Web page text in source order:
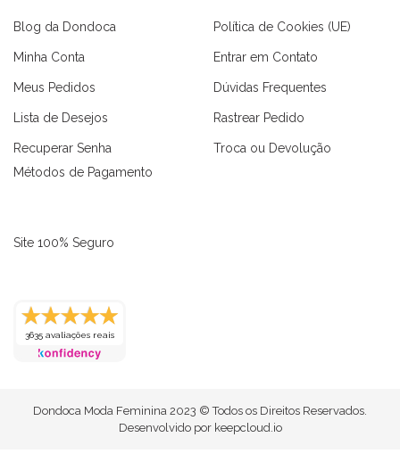
Macaquinhos
Blog da Dondoca
Minha Conta
Meus Pedidos
Lista de Desejos
Recuperar Senha
Política de Cookies (UE)
Entrar em Contato
Dúvidas Frequentes
Rastrear Pedido
Troca ou Devolução
Métodos de Pagamento
Site 100% Seguro
3635 avaliações reais
Dondoca Moda Feminina 2023 © Todos os Direitos Reservados.
Desenvolvido por keepcloud.io